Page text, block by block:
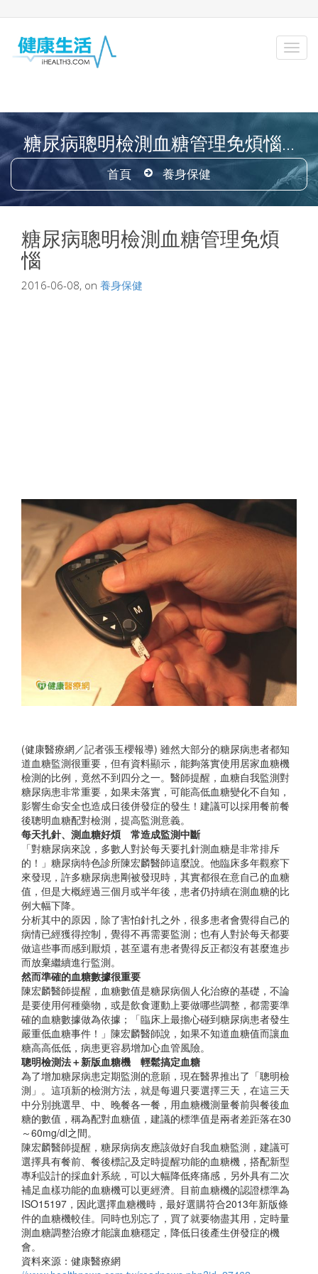
糖尿病聰明檢測血糖管理免煩惱...
首頁 養身保健
糖尿病聰明檢測血糖管理免煩
惱
2016-06-08, on 養身保健
(健康醫療網／記者張玉櫻報導) 雖然大部分的糖尿病患者都知
道血糖監測很重要，但有資料顯示，能夠落實使用居家血糖機
檢測的比例，竟然不到四分之一。醫師提醒，血糖自我監測對
糖尿病患非常重要，如果未落實，可能高低血糖變化不自知，
影響生命安全也造成日後併發症的發生！建議可以採用餐前餐
後聰明血糖配對檢測，提高監測意義。
每天扎針、測血糖好煩 常造成監測中斷
「對糖尿病來說，多數人對於每天要扎針測血糖是非常排斥
的！」糖尿病特色診所陳宏麟醫師這麼說。他臨床多年觀察下
來發現，許多糖尿病患剛被發現時，其實都很在意自己的血糖
值，但是大概經過三個月或半年後，患者仍持續在測血糖的比
例大幅下降。
分析其中的原因，除了害怕針扎之外，很多患者會覺得自己的
病情已經獲得控制，覺得不再需要監測；也有人對於每天都要
做這些事而感到厭煩，甚至還有患者覺得反正都沒有甚麼進步
而放棄繼續進行監測。
然而準確的血糖數據很重要
陳宏麟醫師提醒，血糖數值是糖尿病個人化治療的基礎，不論
是要使用何種藥物，或是飲食運動上要做哪些調整，都需要準
確的血糖數據做為依據；「臨床上最擔心碰到糖尿病患者發生
嚴重低血糖事件！」陳宏麟醫師說，如果不知道血糖值而讓血
糖高高低低，病患更容易增加心血管風險。
聰明檢測法＋新版血糖機 輕鬆搞定血糖
為了增加糖尿病患定期監測的意願，現在醫界推出了「聰明檢
測」。這項新的檢測方法，就是每週只要選擇三天，在這三天
中分別挑選早、中、晚餐各一餐，用血糖機測量餐前與餐後血
糖的數值，稱為配對血糖值，建議的標準值是兩者差距落在30
～60mg/dl之間。
陳宏麟醫師提醒，糖尿病病友應該做好自我血糖監測，建議可
選擇具有餐前、餐後標記及定時提醒功能的血糖機，搭配新型
專利設計的採血針系統，可以大幅降低疼痛感，另外具有二次
補足血樣功能的血糖機可以更經濟。目前血糖機的認證標準為
ISO15197，因此選擇血糖機時，最好選購符合2013年新版條
件的血糖機較佳。同時也別忘了，買了就要物盡其用，定時量
測血糖調整治療才能讓血糖穩定，降低日後產生併發症的機
會。
資料來源：健康醫療網